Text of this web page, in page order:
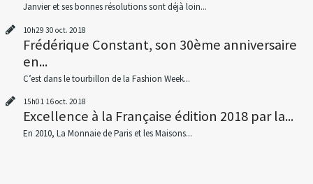
Janvier et ses bonnes résolutions sont déjà loin...
10h29 30 oct. 2018
Frédérique Constant, son 30ème anniversaire
en...
C’est dans le tourbillon de la Fashion Week...
15h01 16oct. 2018
Excellence à la Française édition 2018 par la...
En 2010, La Monnaie de Paris et les Maisons...